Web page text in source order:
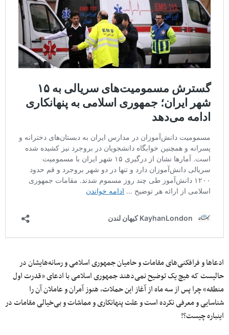
ادعاها و فرافکنی‌های مقامات و حامیان جمهوری اسلامی و رسانه‌هایشان در
حالیست که هیچ یک توضیح نمی‌دهند جمهوری اسلامی با ادعای «قدرت اول
منطقه» چرا پس از سه ماه از آغاز این حملات، هنوز آمران و عاملان آن را
شناسایی و معرفی نکرده است و علت پنهانکاری و مماشات و بی‌خیالی مقامات در
اینباره چیست؟!